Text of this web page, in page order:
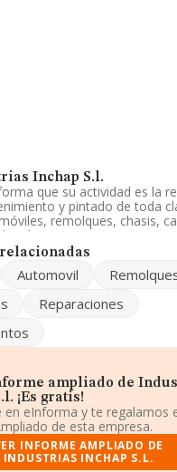
Inchap S.l.
que su actividad es la
y pintado de toda
remolques, chasis,
La empresa
como Sociedad
actividad en mercados
en cuanto al
el número de
media de sector.
de la empresa según
en los distintos rankings,
información: ha subido de
2024 a nivel sectorial,
En el ranking del
están compañías como, por
Miramontes, S.LyQueipo
Automovil
Reparaciones
ampliado de
¡Es gratis!
en eInforma y te regalamos
de esta empresa.
INFORME AMPLIADO DE
INDUSTRIAS INCHAP S.L.